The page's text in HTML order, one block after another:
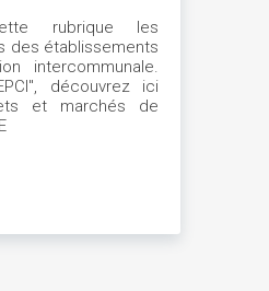
rubrique les
des établissements
intercommunale.
découvrez ici
et marchés de